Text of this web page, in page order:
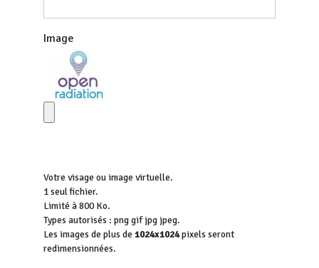
Image
Votre visage ou image virtuelle.
1 seul fichier.
Limité à 800 Ko.
Types autorisés : png gif jpg jpeg.
Les images de plus de 1024x1024pixels seront
redimensionnées.